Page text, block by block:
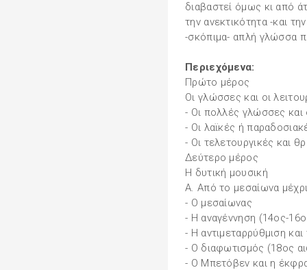
διαβαστεί όμως κι από
την ανεκτικότητα -και
-σκόπιμα- απλή γλώσσα
Περιεχόμενα:
Πρώτο μέρος
Οι γλώσσες και οι
- Οι πολλές γλώσσες και
- Οι λαϊκές ή
- Οι τελετουργικές και
Δεύτερο μέρος
Η δυτική μουσική
Α. Από το μεσαίωνα
- Ο μεσαίωνας
- Η αναγέννηση (14ος-
- Η αντιμεταρρύθμιση
- Ο διαφωτισμός (18ος
- Ο Μπετόβεν και η